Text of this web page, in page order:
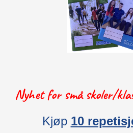
Nyhet for små skoler/
Kjøp 10